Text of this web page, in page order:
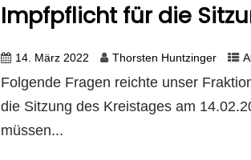
Impfpflicht für die
14. März 2022 Thorsten Huntzinger
Folgende Fragen reichte unser
die Sitzung des Kreistages am
müssen...